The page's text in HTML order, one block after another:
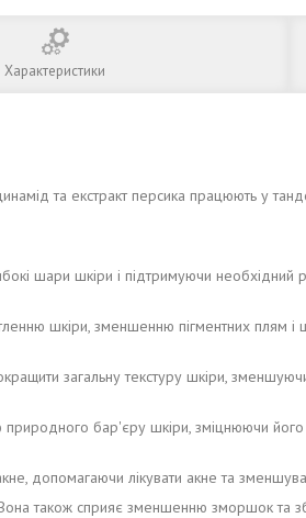
Характеристики
та екстракт персика працюють у
шари шкіри і підтримуючи
шкіри, зменшенню пігментних
загальну текстуру шкіри,
бар'єру шкіри, зміцнюючи
допомагаючи лікувати акне та
також сприяє зменшенню зморшок та